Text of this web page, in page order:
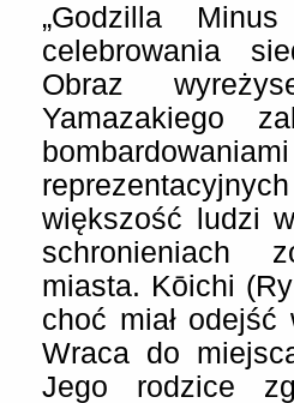
„Godzilla
celebrowania
Obraz
Yamazakiego
większość ludzi
schronieniach
miasta. Kōichi
choć miał
Wraca do
Jego rodzice